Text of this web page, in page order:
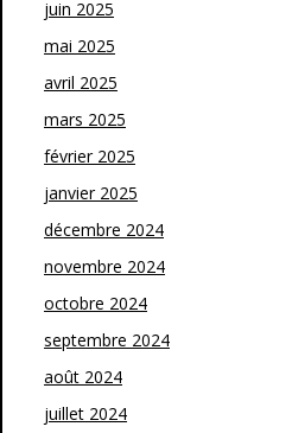
juin 2025
mai 2025
avril 2025
mars 2025
février 2025
janvier 2025
décembre 2024
novembre 2024
octobre 2024
septembre 2024
août 2024
juillet 2024